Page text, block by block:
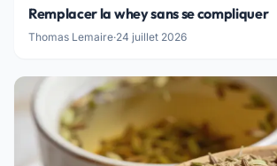
Remplacer la whey sans se compliquer
Thomas Lemaire·24 juillet 2026